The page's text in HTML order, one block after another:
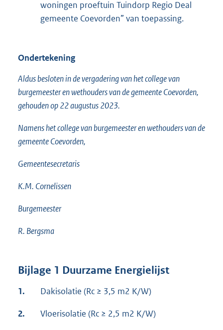
woningen proeftuin Tuindorp Regio Deal
gemeente Coevorden” van toepassing.
Ondertekening
Aldus besloten in de vergadering van het college van
burgemeester en wethouders van de gemeente Coevorden,
gehouden op 22 augustus 2023.
Namens het college van burgemeester en wethouders van de
gemeente Coevorden,
Gemeentesecretaris
K.M. Cornelissen
Burgemeester
R. Bergsma
Bijlage 1 Duurzame Energielijst
1. Dakisolatie (Rc ≥ 3,5 m2 K/W)
2. Vloerisolatie (Rc ≥ 2,5 m2 K/W)